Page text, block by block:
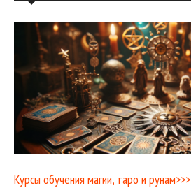
Курсы обучения магии, таро и рунам>>>